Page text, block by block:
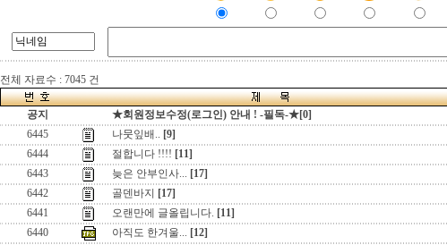
전체 자료수 : 7045 건
공지 ★회원정보수정(로그인) 안내 ! -필독-★[0]
6445
나뭇잎배.. [9]
6444
절합니다 !!!! [11]
6443
늦은 안부인사... [17]
6442
골덴바지 [17]
6441
오랜만에 글올립니다. [11]
6440
아직도 한겨울... [12]